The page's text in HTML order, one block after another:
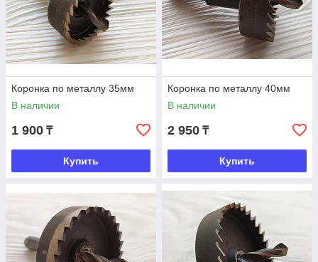
Коронка по металлу 35мм
В наличии
1 900 ₸
Купить
Коронка по металлу 40мм
В наличии
2 950 ₸
Купить